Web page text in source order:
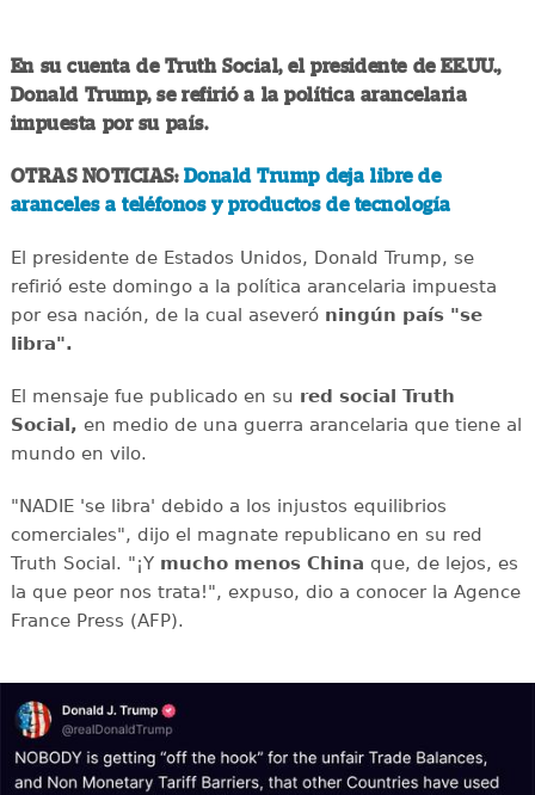
En su cuenta de Truth Social, el presidente de EE.UU.,
Donald Trump, se refirió a la política arancelaria
impuesta por su país.
OTRAS NOTICIAS: Donald Trump deja libre de
aranceles a teléfonos y productos de tecnología
El presidente de Estados Unidos, Donald Trump, se
refirió este domingo a la política arancelaria impuesta
por esa nación, de la cual aseveróningún país "se
libra".
El mensaje fue publicado en su red social Truth
Social, en medio de una guerra arancelaria que tiene al
mundo en vilo.
"NADIE 'se libra' debido a los injustos equilibrios
comerciales", dijo el magnate republicano en su red
Truth Social. "¡Y mucho menos China que, de lejos, es
la que peor nos trata!", expuso, dio a conocer la Agence
France Press (AFP).